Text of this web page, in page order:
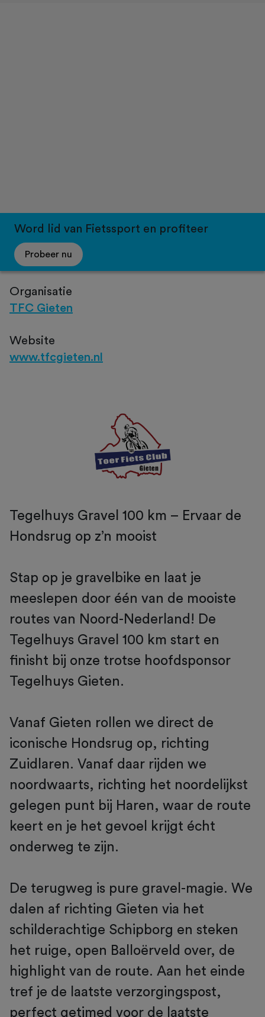
Word lid van Fietssport en profiteer
Probeer nu
Organisatie
TFC Gieten
Website
www.tfcgieten.nl
Tegelhuys Gravel 100 km – Ervaar de
Hondsrug op z’n mooist
Stap op je gravelbike en laat je
meeslepen door één van de mooiste
routes van Noord-Nederland! De
Tegelhuys Gravel 100 km start en
finisht bij onze trotse hoofdsponsor
Tegelhuys Gieten.
Vanaf Gieten rollen we direct de
iconische Hondsrug op, richting
Zuidlaren. Vanaf daar rijden we
noordwaarts, richting het noordelijkst
gelegen punt bij Haren, waar de route
keert en je het gevoel krijgt écht
onderweg te zijn.
De terugweg is pure gravel-magie. We
dalen af richting Gieten via het
schilderachtige Schipborg en steken
het ruige, open Balloërveld over, de
highlight van de route. Aan het einde
tref je de laatste verzorgingspost,
perfect getimed voor de laatste